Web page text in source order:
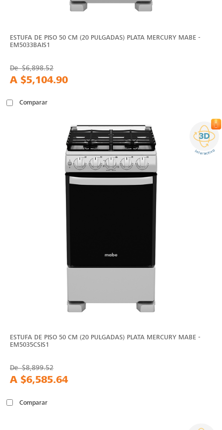
ESTUFA DE PISO 50 CM (20 PULGADAS) PLATA MERCURY MABE -
EM5033BAIS1
De$6,898.52
A $5,104.90
Comparar
ESTUFA DE PISO 50 CM (20 PULGADAS) PLATA MERCURY MABE -
EM5035CSIS1
De$8,899.52
A $6,585.64
Comparar